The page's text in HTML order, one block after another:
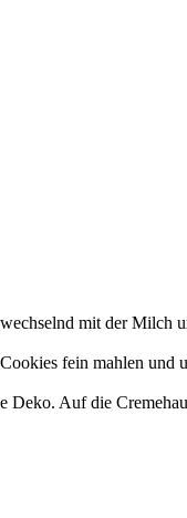
mit der Milch
fein mahlen und
Auf die